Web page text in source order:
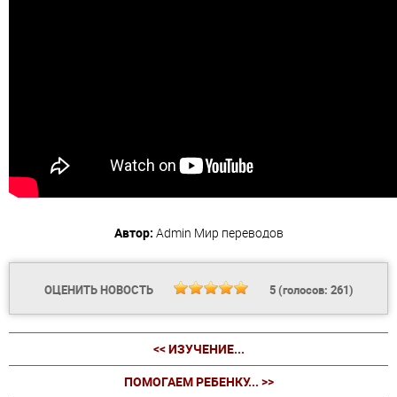
Автор: Admin Мир переводов
ОЦЕНИТЬ НОВОСТЬ 5(голосов: 261)
<< ИЗУЧЕНИЕ...
ПОМОГАЕМ РЕБЕНКУ... >>